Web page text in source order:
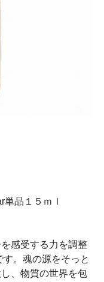
品１５ｍｌ
感受する力を調整
。魂の源をそっと
、物質の世界を包